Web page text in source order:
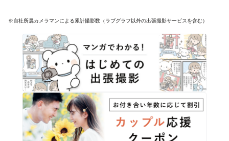
※自社所属カメラマンによる累計撮影数（ラブグラフ以外の出張撮影サービスを含む）